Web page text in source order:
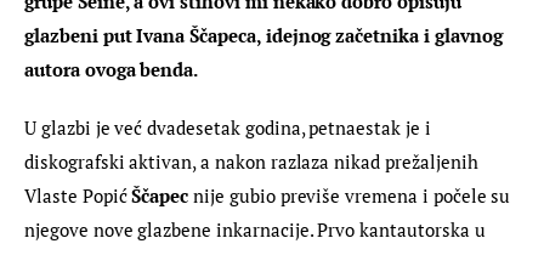
glazbeni put Ivana Ščapeca, idejnog začetnika i glavnog
autora ovoga benda.
U glazbi je već dvadesetak godina, petnaestak je i
diskografski aktivan, a nakon razlaza nikad prežaljenih
Vlaste Popić Ščapec nije gubio previše vremena i počele su
njegove nove glazbene inkarnacije. Prvo kantautorska u